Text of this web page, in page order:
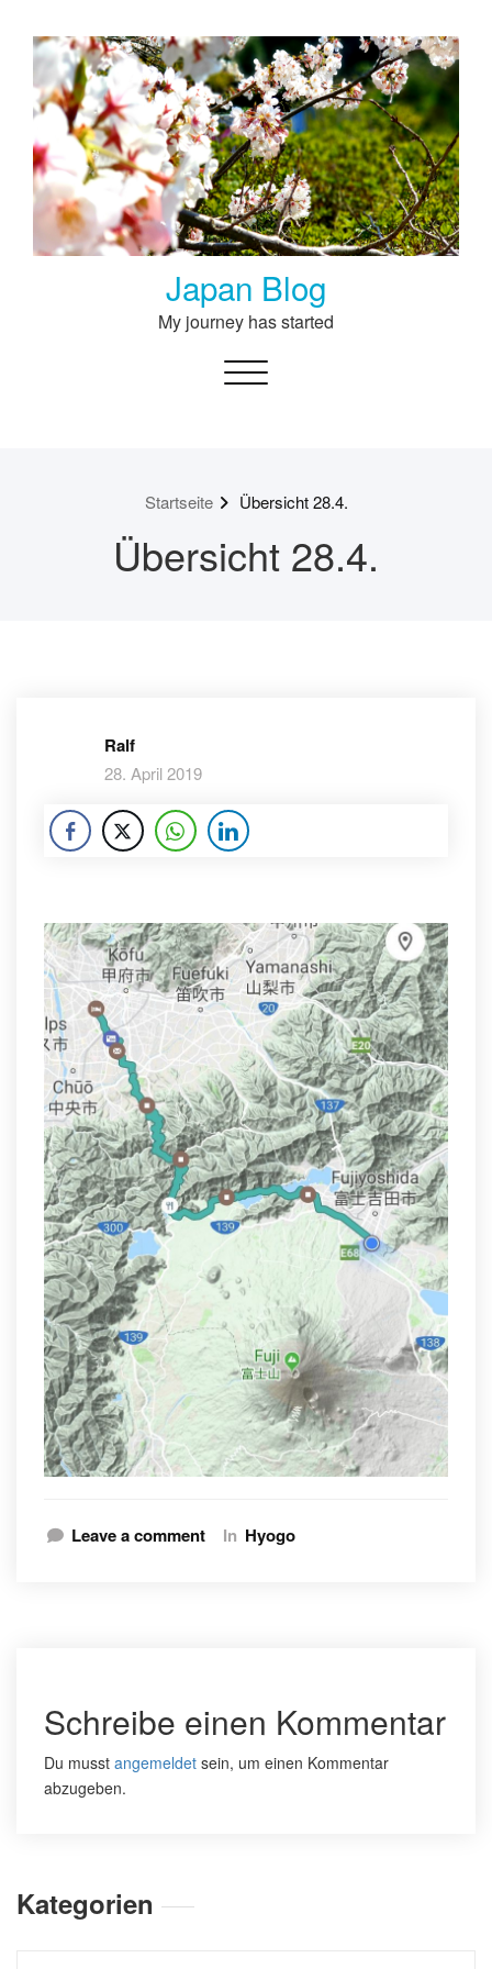
content
Japan Blog
My journey has started
Toggle navigation
Startseite Übersicht 28.4.
Übersicht 28.4.
Ralf
28. April 2019
Leave a comment In Hyogo
Schreibe einen Kommentar
Du musst angemeldet sein, um einen Kommentar
abzugeben.
Kategorien